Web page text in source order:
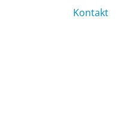
Kontakt